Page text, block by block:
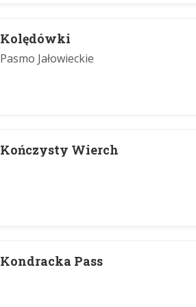
Kolędówki
Pasmo Jałowieckie
Kończysty Wierch
Kondracka Pass